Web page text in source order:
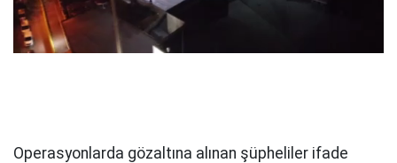
Operasyonlarda gözaltına alınan şüpheliler ifade